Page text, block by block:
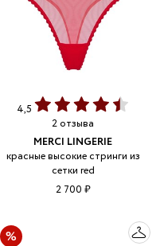
4,5
2 отзыва
MERCI LINGERIE
красные высокие стринги из
сетки red
2 700 ₽